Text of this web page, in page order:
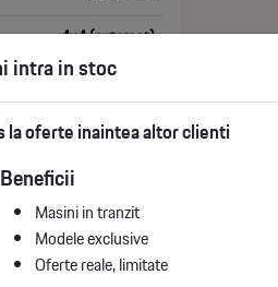
4x4 (automat)
Automata
automată e-
specifică mărcii.
intra in stoc
la oferte inaintea altor clienti
Beneficii
Masini in tranzit
Modele exclusive
Oferte reale, limitate